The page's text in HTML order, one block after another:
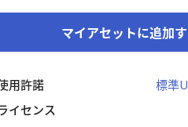
マイアセットに追加
用許諾
標準
イセンス